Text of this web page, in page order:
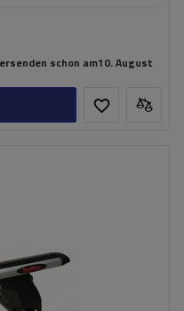
schon am10. August